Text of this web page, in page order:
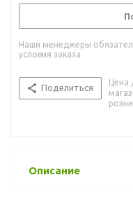
Наши менеджеры
условия заказа
Поделиться
Цена
Описание